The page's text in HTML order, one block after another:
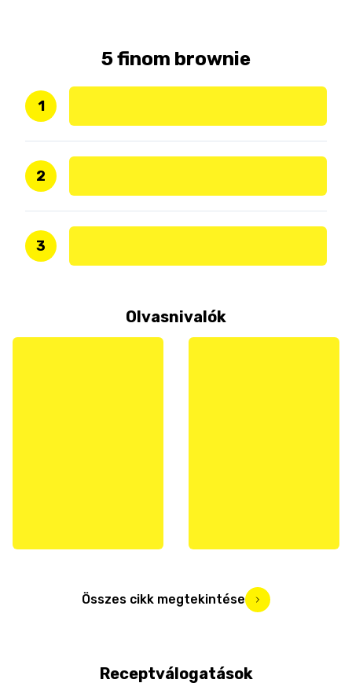
5 finom brownie
1
2
3
Olvasnivalók
Összes cikk megtekintése
Receptválogatások